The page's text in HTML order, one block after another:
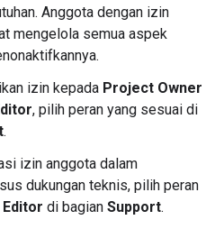
Anggota dengan izin
mengelola semua aspek
izin kepada Project Owner
, pilih peran yang sesuai di
.
izin anggota dalam
dukungan teknis, pilih peran
di bagian Support.